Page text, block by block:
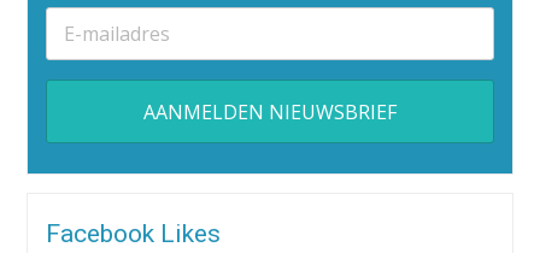
Alternative:
Facebook Likes